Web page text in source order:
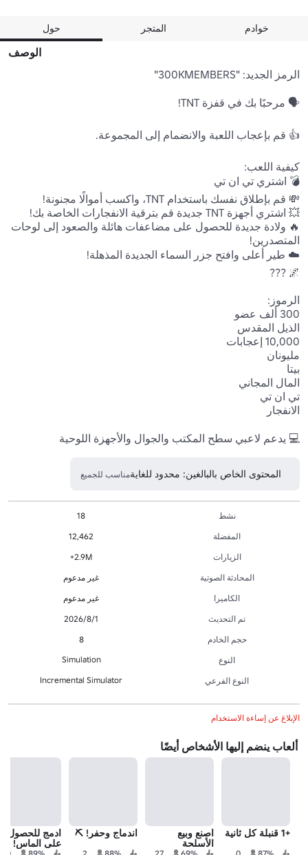
حول المتجر خوادم
الوصف
💻 يدعم لاعبي سطح المكتب والجوال والأجهزة اللوحية
المحتوى الخاص بالبالغين: محدود للغايةمناسب للجميع
نشط
18
المفضلة
12,462
الزيارات
2.9M+
المحادثة الصوتية
غير مدعوم
الكاميرا
غير مدعوم
تم التحديث
1‏/8‏/2026
حجم الخادم
8
النوع
Simulation
النوع الفرعي Incremental Simulator
الإبلاغ عن إساءة الاستخدام
ألعاب ينضم إليها الأشخاص أيضًا
+1 قنبلة كل ثانية
87%
0
اصنع وبيع
الأسلحة
69%
27
اندماج وحفر! ⛏️
88%
2
ادمج للحصول
على الماس!
89%
10